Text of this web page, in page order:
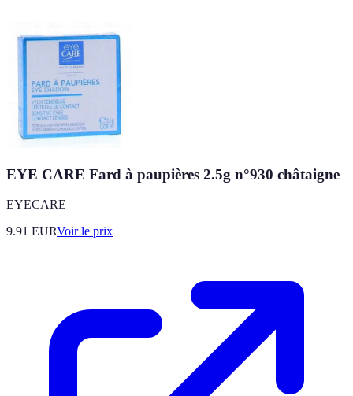
EYE CARE Fard à paupières 2.5g n°930 châtaigne
EYECARE
9.91 EURVoir le prix